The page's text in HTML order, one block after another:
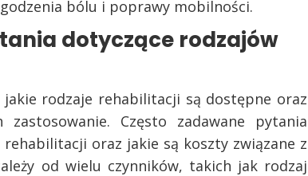
bólu i poprawy mobilności.
dotyczące rodzajów
rodzaje rehabilitacji są dostępne oraz
Często zadawane pytania
oraz jakie są koszty związane z
od wielu czynników, takich jak rodzaj